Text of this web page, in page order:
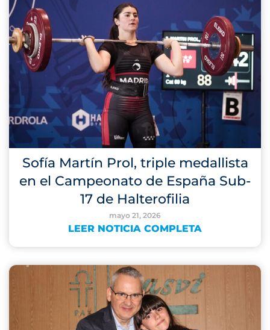
Sofía Martín Prol, triple medallista
en el Campeonato de España Sub-
17 de Halterofilia
mayo 21, 2026
LEER NOTICIA COMPLETA